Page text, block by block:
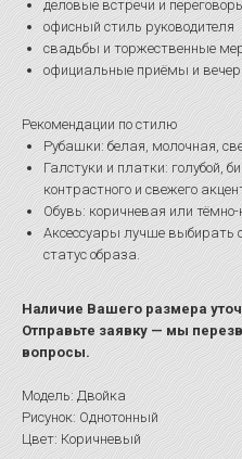
деловые встречи и
офисный стиль руководителя
свадьбы и торжественные
официальные приёмы и
Рекомендации по стилю
Рубашки: белая, молочная,
Галстуки и платки: голубой,
контрастного и свежего
Обувь: коричневая или
Аксессуары лучше
статус образа.
Наличие Вашего размера
Отправьте заявку — мы
вопросы.
Модель: Двойка
Рисунок: Однотонный
Цвет: Коричневый